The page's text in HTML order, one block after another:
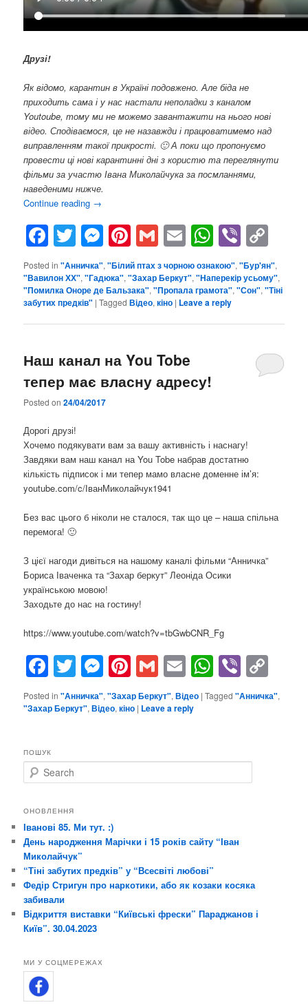
Друзі!
Як відомо, карантин в Україні подовжено. Але біда не
приходить сама і у нас настали неполадки з каналом
Youtoube, тому ми не можемо завантажити на нього нові
відео. Сподіваємося, це не назавжди і працюватимемо над
виправленням такої прикрості. 🙂 А поки що пропонуємо
провести ці нові карантинні дні з користю та переглянути
фільми за участю Івана Миколайчука за посмланнями,
наведеними нижче.
Continue reading →
Facebook
Twitter
Messenger
Pinterest
GmailEmailViber
Posted in "Анничка","Білий птах з чорною ознакою","Бур'ян",
"Вавилон ХХ","Гадюка","Захар Беркут","Наперекір усьому",
"Помилка Оноре де Бальзака","Пропала грамота","Сон","Тіні
забутих предків" |Tagged Відео,кіно | Leave a reply
Наш канал на You Tobe
тепер має власну адресу!
Posted on24/04/2017
Дорогі друзі!
Хочемо подякувати вам за вашу активність і наснагу!
Завдяки вам наш канал на You Tobe набрав достатню
кількість підписок і ми тепер мамо власне доменне ім’я:
youtube.com/c/ІванМиколайчук1941
Без вас цього б ніколи не сталося, так що це – наша спільна
перемога! 🙂
З цієї нагоди дивіться на нашому каналі фільми “Анничка”
Бориса Іваченка та “Захар беркут” Леоніда Осики
українською мовою!
Заходьте до нас на гостину!
https://www.youtube.com/watch?v=tbGwbCNR_Fg
Facebook
Twitter
Messenger
Pinterest
GmailEmailViber
Posted in "Анничка","Захар Беркут",Відео |Tagged "Анничка",
"Захар Беркут",Відео,кіно | Leave a reply
ПОШУК
e
r
h
ОНОВЛЕННЯ
Іванові 85. Ми тут. :)
День народження Марічки і 15 років сайту “Іван
Миколайчук”
“Тіні забутих предків” у “Всесвіті любові”
Федір Стригун про наркотики, або як козаки косяка
забивали
Відкриття виставки “Київські фрески” Параджанов і
Київ”. 30.04.2023
МИ У СОЦМЕРЕЖАХ